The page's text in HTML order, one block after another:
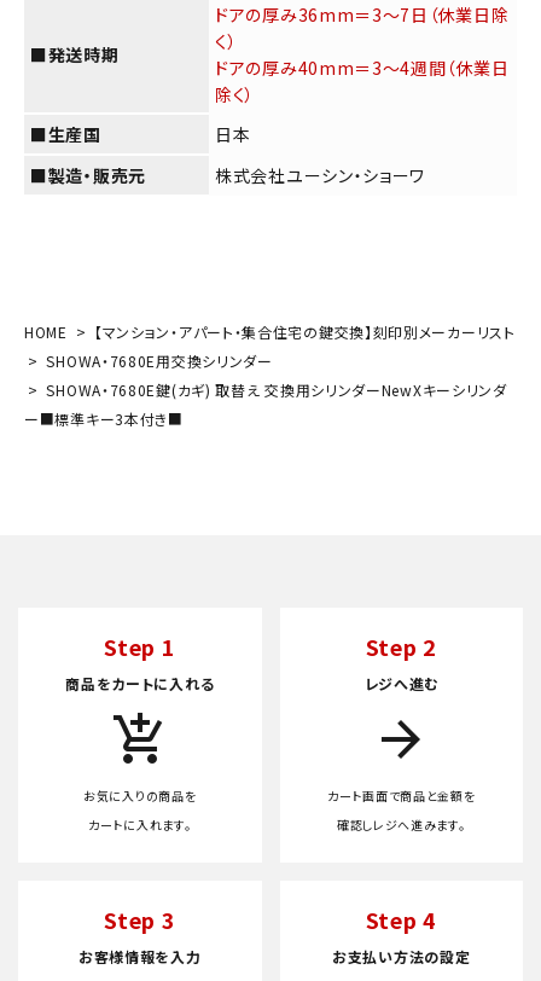
■発送時期
ドアの厚み36mm＝3～7日（休業日除
く）
ドアの厚み40mm＝3～4週間（休業日
除く）
■生産国
日本
■製造・販売元
株式会社ユーシン・ショーワ
HOME
【マンション・アパート・集合住宅の鍵交換】刻印別メーカーリスト
SHOWA・7680E用交換シリンダー
SHOWA・7680E鍵(カギ) 取替え 交換用シリンダーNewXキーシリンダ
ー■標準キー3本付き■
Step 1
商品をカートに入れる
add_shopping_cart
お気に入りの商品を
カートに入れます。
Step 2
レジへ進む
arrow_forward
カート画面で商品と金額を
確認しレジへ進みます。
Step 3
お客様情報を入力
Step 4
お支払い方法の設定